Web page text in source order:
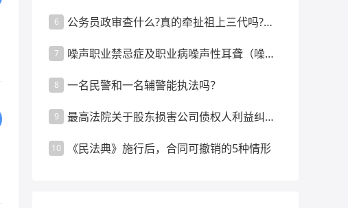
6
公务员政审查什么?真的牵扯祖上三代吗?政
7
噪声职业禁忌症及职业病噪声性耳聋（噪声
8 一名民警和一名辅警能执法吗？
9
最高法院关于股东损害公司债权人利益纠纷
10 《民法典》施行后，合同可撤销的5种情形